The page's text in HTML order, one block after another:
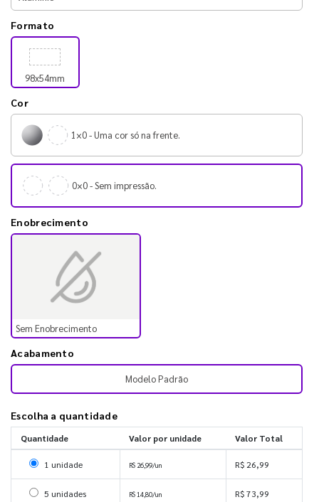
Formato
98x54mm
Cor
1×0 - Uma cor só na frente.
0×0 - Sem impressão.
Enobrecimento
Sem Enobrecimento
Acabamento
Modelo Padrão
Escolha a quantidade
Quantidade Valor por unidade Valor Total
Selecionar 1 unidade
1 unidade R$ 26,99/un R$ 26,99
Selecionar 5 unidades
5 unidades R$ 14,80/un R$ 73,99